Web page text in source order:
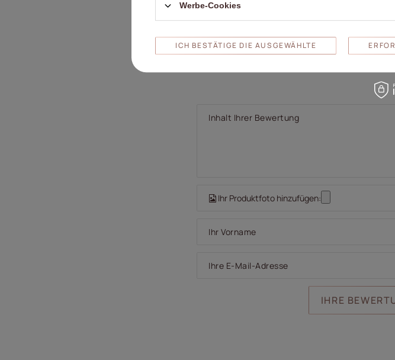
Inhalt Ihrer Bewertung
Ihr Produktfoto hinzufügen:
Ihr Vorname
Ihre E-Mail-Adresse
IHRE
Werbe-Cookies
ICH BESTÄTIGE DIE AUSGEWÄHLTE